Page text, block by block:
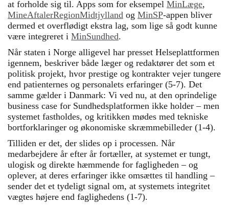
at forholde sig til. Apps som for eksempel MinLæge,
MineAftalerRegionMidtjylland og MinSP-appen bliver
dermed et overflødigt ekstra lag, som lige så godt kunne
være integreret i MinSundhed.
Når staten i Norge alligevel har presset Helseplattformen
igennem, beskriver både læger og redaktører det som et
politisk projekt, hvor prestige og kontrakter vejer tungere
end patienternes og personalets erfaringer (5-7). Det
samme gælder i Danmark: Vi ved nu, at den oprindelige
business case for Sundhedsplatformen ikke holder – men
systemet fastholdes, og kritikken mødes med tekniske
bortforklaringer og økonomiske skræmmebilleder (1-4).
Tilliden er det, der slides op i processen. Når
medarbejdere år efter år fortæller, at systemet er tungt,
ulogisk og direkte hæmmende for fagligheden – og
oplever, at deres erfaringer ikke omsættes til handling –
sender det et tydeligt signal om, at systemets integritet
vægtes højere end faglighedens (1-7).